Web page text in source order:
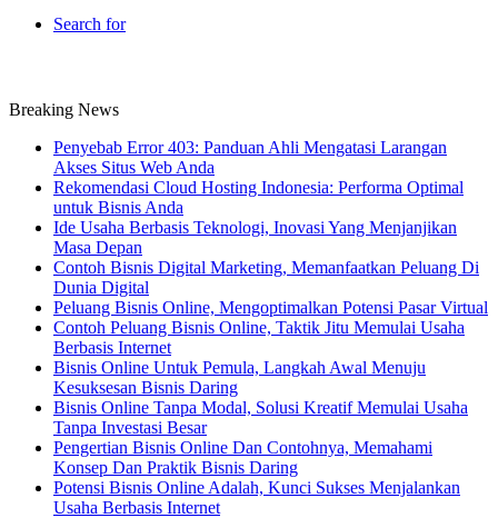
Search for
Breaking News
Penyebab Error 403: Panduan Ahli Mengatasi Larangan
Akses Situs Web Anda
Rekomendasi Cloud Hosting Indonesia: Performa Optimal
untuk Bisnis Anda
Ide Usaha Berbasis Teknologi, Inovasi Yang Menjanjikan
Masa Depan
Contoh Bisnis Digital Marketing, Memanfaatkan Peluang Di
Dunia Digital
Peluang Bisnis Online, Mengoptimalkan Potensi Pasar Virtual
Contoh Peluang Bisnis Online, Taktik Jitu Memulai Usaha
Berbasis Internet
Bisnis Online Untuk Pemula, Langkah Awal Menuju
Kesuksesan Bisnis Daring
Bisnis Online Tanpa Modal, Solusi Kreatif Memulai Usaha
Tanpa Investasi Besar
Pengertian Bisnis Online Dan Contohnya, Memahami
Konsep Dan Praktik Bisnis Daring
Potensi Bisnis Online Adalah, Kunci Sukses Menjalankan
Usaha Berbasis Internet